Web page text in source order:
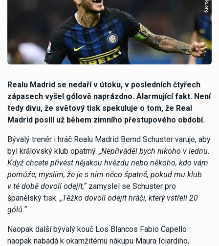
Realu Madrid se nedaří v útoku, v posledních čtyřech
zápasech vyšel gólově naprázdno. Alarmující fakt. Není
tedy divu, že světový tisk spekuluje o tom, že Real
Madrid posílí už během zimního přestupového období.
Bývalý trenér i hráč Realu Madrid Bernd Schuster varuje, aby
byl královský klub opatrný. „Nepřiváděl bych nikoho v lednu.
Když chcete přivést nějakou hvězdu nebo někoho, kdo vám
pomůže, myslím, že je s ním něco špatně, pokud mu klub
v té době dovolí odejít,“zamyslel se Schuster pro
španělský tisk. „Těžko dovolí odejít hráči, který vstřelí 20
gólů.“
Naopak další bývalý kouč Los Blancos Fabio Capello
naopak nabádá k okamžitému nákupu Maura Iciardiho,